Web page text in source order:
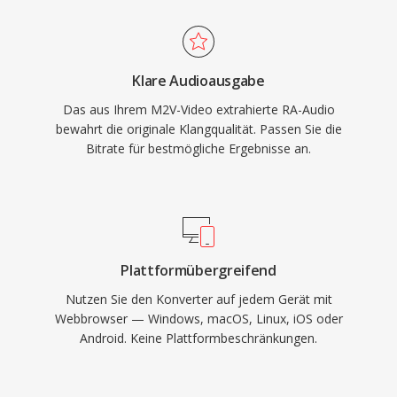
Rundfunkaufbereitung macht.
Millionen PCs installiert, und Sender wie die
BBC und NPR setzten auf RealAudio für Online-
Streams. Ein bleibender technischer Beitrag war
das Konzept des adaptiven Bitraten-
Streamings, das spätere Standards wie HLS
und DASH beeinflusste. Obwohl von modernen
Radio, die für die Wiedergabe auf aktuellen
Klare Audioausgabe
Das aus Ihrem M2V-Video extrahierte RA-Audio
bewahrt die originale Klangqualität. Passen Sie die
Bitrate für bestmögliche Ergebnisse an.
Plattformübergreifend
Nutzen Sie den Konverter auf jedem Gerät mit
Webbrowser — Windows, macOS, Linux, iOS oder
Android. Keine Plattformbeschränkungen.